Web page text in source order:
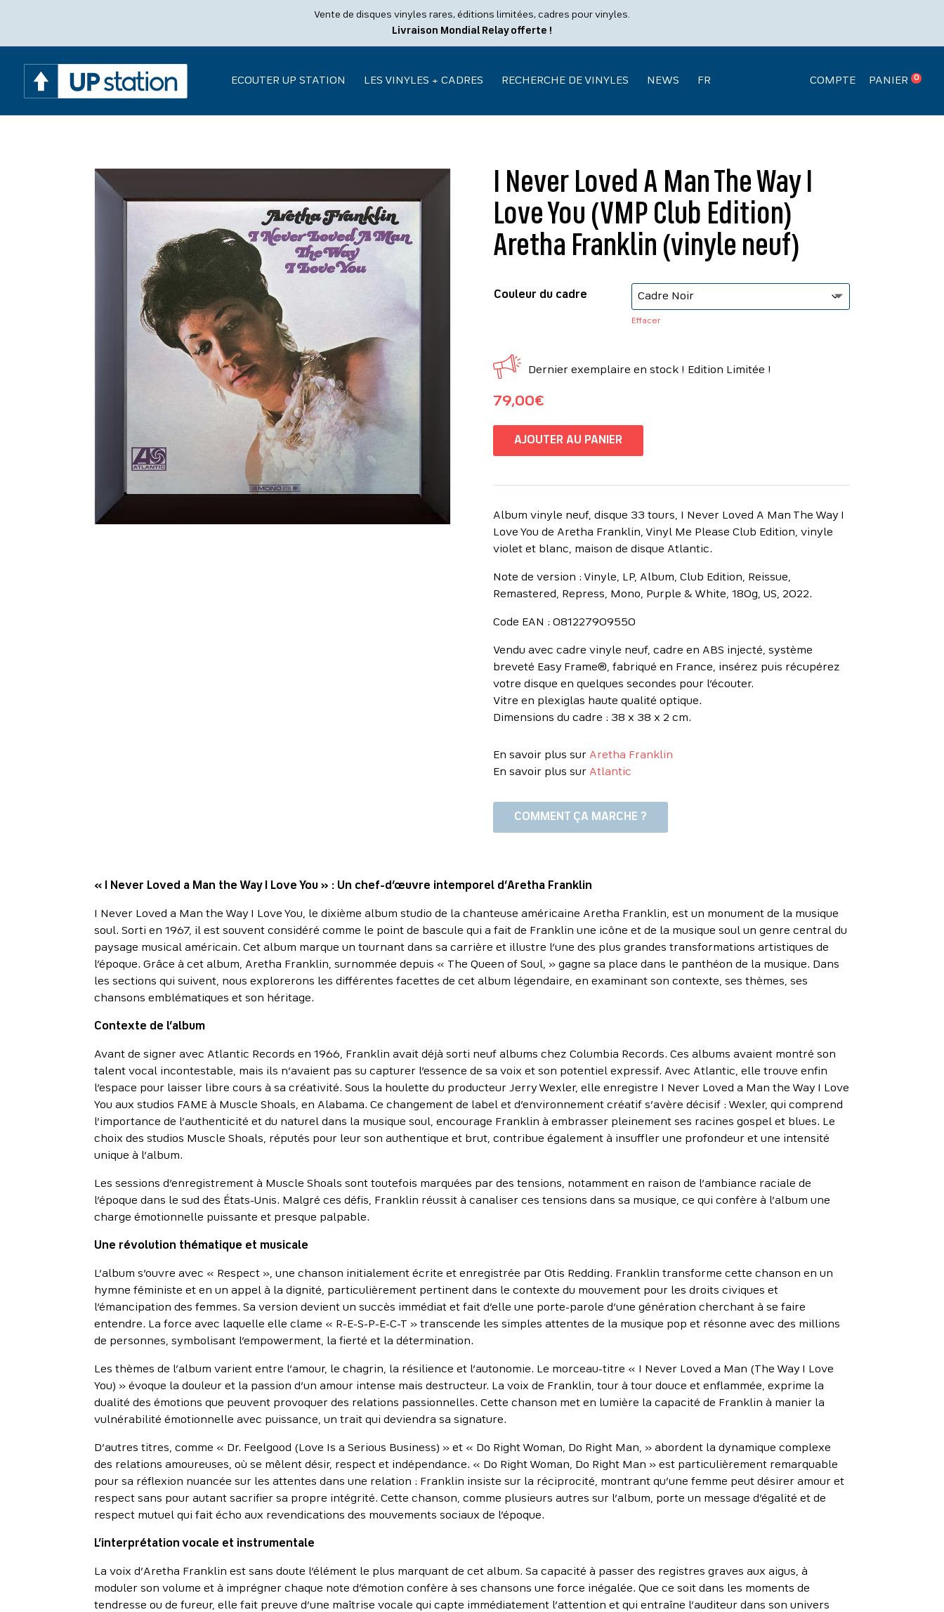
Vente de disques vinyles rares, éditions limitées, cadres pour vinyles.
Livraison Mondial Relay offerte !
ECOUTER UP STATION LES VINYLES + CADRES RECHERCHE DE VINYLES NEWS FR COMPTE PANIER 0
I Never Loved A Man The Way I
Love You (VMP Club Edition)
Aretha Franklin (vinyle neuf)
Couleur du cadre
Effacer
Dernier exemplaire en stock ! Edition Limitée !
79,00€
AJOUTER AU PANIER
Album vinyle neuf, disque 33 tours, I Never Loved A Man The Way I
Love You de Aretha Franklin, Vinyl Me Please Club Edition, vinyle
violet et blanc, maison de disque Atlantic.
Note de version : Vinyle, LP, Album, Club Edition, Reissue,
Remastered, Repress, Mono, Purple & White, 180g, US, 2022.
Code EAN : 081227909550
Vendu avec cadre vinyle neuf, cadre en ABS injecté, système
breveté Easy Frame®, fabriqué en France, insérez puis récupérez
votre disque en quelques secondes pour l’écouter.
Vitre en plexiglas haute qualité optique.
Dimensions du cadre : 38 x 38 x 2 cm.
En savoir plus sur Aretha Franklin
En savoir plus sur Atlantic
COMMENT ÇA MARCHE ?
« I Never Loved a Man the Way I Love You » : Un chef-d’œuvre intemporel d’Aretha Franklin
I Never Loved a Man the Way I Love You, le dixième album studio de la chanteuse américaine Aretha Franklin, est un monument de la musique
soul. Sorti en 1967, il est souvent considéré comme le point de bascule qui a fait de Franklin une icône et de la musique soul un genre central du
paysage musical américain. Cet album marque un tournant dans sa carrière et illustre l’une des plus grandes transformations artistiques de
l’époque. Grâce à cet album, Aretha Franklin, surnommée depuis « The Queen of Soul, » gagne sa place dans le panthéon de la musique. Dans
les sections qui suivent, nous explorerons les différentes facettes de cet album légendaire, en examinant son contexte, ses thèmes, ses
chansons emblématiques et son héritage.
Contexte de l’album
Avant de signer avec Atlantic Records en 1966, Franklin avait déjà sorti neuf albums chez Columbia Records. Ces albums avaient montré son
talent vocal incontestable, mais ils n’avaient pas su capturer l’essence de sa voix et son potentiel expressif. Avec Atlantic, elle trouve enfin
l’espace pour laisser libre cours à sa créativité. Sous la houlette du producteur Jerry Wexler, elle enregistre I Never Loved a Man the Way I Love
You aux studios FAME à Muscle Shoals, en Alabama. Ce changement de label et d’environnement créatif s’avère décisif : Wexler, qui comprend
l’importance de l’authenticité et du naturel dans la musique soul, encourage Franklin à embrasser pleinement ses racines gospel et blues. Le
choix des studios Muscle Shoals, réputés pour leur son authentique et brut, contribue également à insuffler une profondeur et une intensité
unique à l’album.
Les sessions d’enregistrement à Muscle Shoals sont toutefois marquées par des tensions, notamment en raison de l’ambiance raciale de
l’époque dans le sud des États-Unis. Malgré ces défis, Franklin réussit à canaliser ces tensions dans sa musique, ce qui confère à l’album une
charge émotionnelle puissante et presque palpable.
Une révolution thématique et musicale
L’album s’ouvre avec « Respect », une chanson initialement écrite et enregistrée par Otis Redding. Franklin transforme cette chanson en un
hymne féministe et en un appel à la dignité, particulièrement pertinent dans le contexte du mouvement pour les droits civiques et
l’émancipation des femmes. Sa version devient un succès immédiat et fait d’elle une porte-parole d’une génération cherchant à se faire
entendre. La force avec laquelle elle clame « R-E-S-P-E-C-T » transcende les simples attentes de la musique pop et résonne avec des millions
de personnes, symbolisant l’empowerment, la fierté et la détermination.
Les thèmes de l’album varient entre l’amour, le chagrin, la résilience et l’autonomie. Le morceau-titre « I Never Loved a Man (The Way I Love
You) » évoque la douleur et la passion d’un amour intense mais destructeur. La voix de Franklin, tour à tour douce et enflammée, exprime la
dualité des émotions que peuvent provoquer des relations passionnelles. Cette chanson met en lumière la capacité de Franklin à manier la
vulnérabilité émotionnelle avec puissance, un trait qui deviendra sa signature.
D’autres titres, comme « Dr. Feelgood (Love Is a Serious Business) » et « Do Right Woman, Do Right Man, » abordent la dynamique complexe
des relations amoureuses, où se mêlent désir, respect et indépendance. « Do Right Woman, Do Right Man » est particulièrement remarquable
pour sa réflexion nuancée sur les attentes dans une relation : Franklin insiste sur la réciprocité, montrant qu’une femme peut désirer amour et
respect sans pour autant sacrifier sa propre intégrité. Cette chanson, comme plusieurs autres sur l’album, porte un message d’égalité et de
respect mutuel qui fait écho aux revendications des mouvements sociaux de l’époque.
L’interprétation vocale et instrumentale
La voix d’Aretha Franklin est sans doute l’élément le plus marquant de cet album. Sa capacité à passer des registres graves aux aigus, à
moduler son volume et à imprégner chaque note d’émotion confère à ses chansons une force inégalée. Que ce soit dans les moments de
tendresse ou de fureur, elle fait preuve d’une maîtrise vocale qui capte immédiatement l’attention et qui entraîne l’auditeur dans son univers